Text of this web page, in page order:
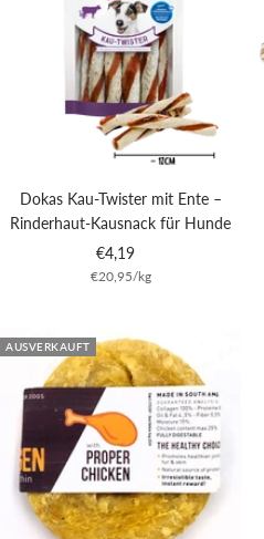
Dokas Kau-Twister mit Ente –
Rinderhaut-Kausnack für Hunde
Angebotspreis
€4,19
€20,95/kg
AUSVERKAUFT